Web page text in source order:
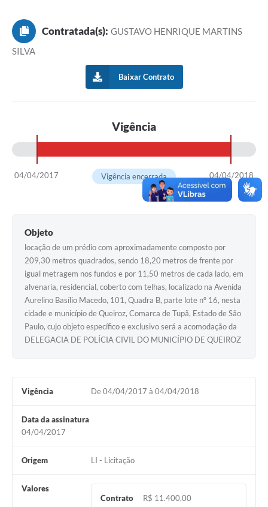
Contratada(s): GUSTAVO HENRIQUE MARTINS
SILVA
Baixar Contrato
Vigência
04/04/2017 04/04/2018
Vigência encerrada
Objeto
locação de um prédio com aproximadamente composto por
209,30 metros quadrados, sendo 18,20 metros de frente por
igual metragem nos fundos e por 11,50 metros de cada lado, em
alvenaria, residencial, coberto com telhas, localizado na Avenida
Aurelino Basílio Macedo, 101, Quadra B, parte lote nº 16, nesta
cidade e município de Queiroz, Comarca de Tupã, Estado de São
Paulo, cujo objeto específico e exclusivo será a acomodação da
DELEGACIA DE POLÍCIA CIVIL DO MUNICÍPIO DE QUEIROZ
Vigência De 04/04/2017 à 04/04/2018
Data da assinatura
04/04/2017
Origem LI - Licitação
Valores
Contrato
R$ 11.400,00